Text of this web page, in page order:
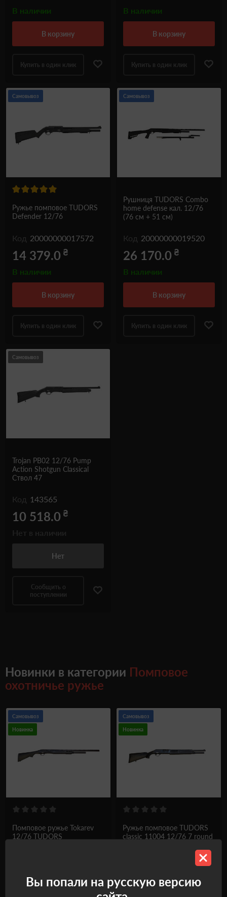
В наличии
в корзину
Купить в один клик
В наличии
в корзину
Купить в один клик
Самовывоз
Ружье помповое TUDORS
Defender 12/76
Код 20000000017572
14 379.0 ₴
В наличии
в корзину
Купить в один клик
Самовывоз
Рушниця TUDORS Combo
home defense кал. 12/76
(76 см + 51 см)
Код 20000000019520
26 170.0 ₴
В наличии
в корзину
Купить в один клик
Самовывоз
Trojan PB02 12/76 Pump
Action Shotgun Classical
Ствол 47
Код 143565
10 518.0 ₴
Нет
Сообщить о
поступлении
Новинки в категории Помповое
охотничье ружье
Самовывоз
Новинка
Помповое ружье Tokarev
12/76 TUDORS
21 256.0
Самовывоз
Новинка
Ружье помповое TUDORS
classic 11004 12/76 7 round
20000000019855
В наличии
Вы попали на русскую версию